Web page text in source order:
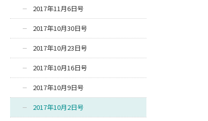
2017年11月6日号
2017年10月30日号
2017年10月23日号
2017年10月16日号
2017年10月9日号
2017年10月2日号